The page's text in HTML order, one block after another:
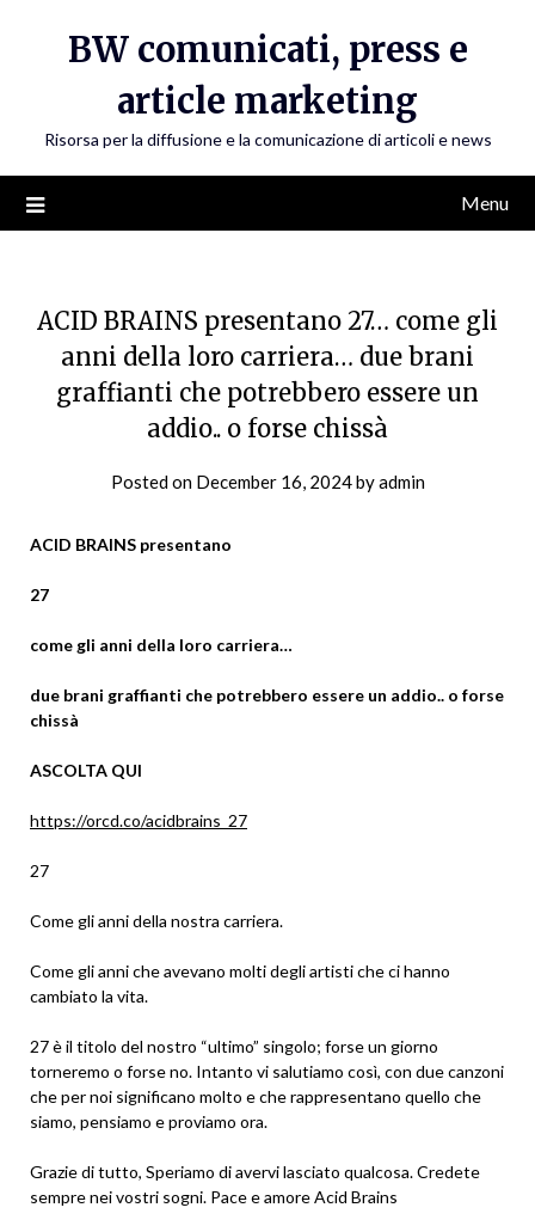
BW comunicati, press e
article marketing
Risorsa per la diffusione e la comunicazione di articoli e news
Menu
ACID BRAINS presentano 27… come gli
anni della loro carriera… due brani
graffianti che potrebbero essere un
addio.. o forse chissà
Posted on December 16, 2024byadmin
ACID BRAINS presentano
27
come gli anni della loro carriera…
due brani graffianti che potrebbero essere un addio.. o forse
chissà
ASCOLTA QUI
https://orcd.co/acidbrains_27
27
Come gli anni della nostra carriera.
Come gli anni che avevano molti degli artisti che ci hanno
cambiato la vita.
27 è il titolo del nostro “ultimo” singolo; forse un giorno
torneremo o forse no. Intanto vi salutiamo così, con due canzoni
che per noi significano molto e che rappresentano quello che
siamo, pensiamo e proviamo ora.
Grazie di tutto, Speriamo di avervi lasciato qualcosa. Credete
sempre nei vostri sogni. Pace e amore Acid Brains